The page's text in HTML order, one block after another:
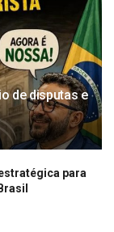
de disputas e
para